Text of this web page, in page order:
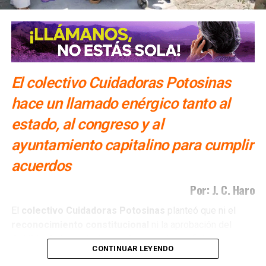
El colectivo Cuidadoras Potosinas
hace un llamado enérgico tanto al
estado, al congreso y al
ayuntamiento capitalino para cumplir
acuerdos
Por: J. C. Haro
El colectivo Cuidadoras Potosinas
planteó que ni el
de la capital potosinahan sido suficientes para
que estos avances se traduzcan enpolíticas públicas
CONTINUAR LEYENDO